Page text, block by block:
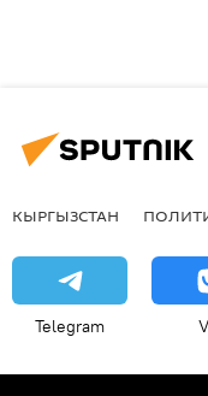
КЫРГЫЗСТАН
Telegram